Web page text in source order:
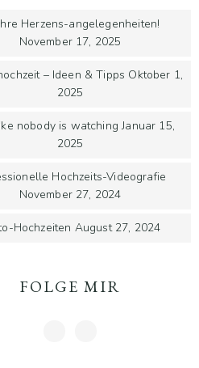
Herzens-angelegenheiten!
November 17, 2025
– Ideen & Tipps Oktober 1,
2025
nobody is watching Januar 15,
2025
Hochzeits-Videografie
November 27, 2024
Hochzeiten August 27, 2024
FOLGE MIR